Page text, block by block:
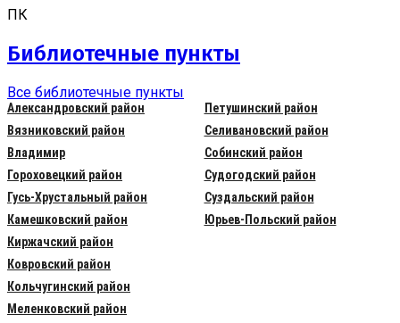
ПК
Библиотечные пункты
Все библиотечные пункты
Александровский район
Вязниковский район
Владимир
Гороховецкий район
Гусь-Хрустальный район
Камешковский район
Киржачский район
Ковровский район
Кольчугинский район
Меленковский район
Петушинский район
Селивановский район
Собинский район
Судогодский район
Суздальский район
Юрьев-Польский район